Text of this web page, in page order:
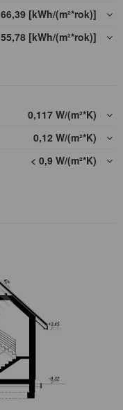
66,39 [kWh/(m²*rok)]
55,78 [kWh/(m²*rok)]
0,117 W/(m²*K)
0,12 W/(m²*K)
< 0,9 W/(m²*K)